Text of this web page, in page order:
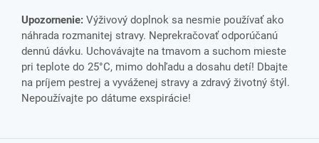
Upozornenie: Výživový doplnok sa nesmie používať ako
náhrada rozmanitej stravy. Neprekračovať odporúčanú
dennú dávku. Uchovávajte na tmavom a suchom mieste
pri teplote do 25°C, mimo dohľadu a dosahu detí! Dbajte
na príjem pestrej a vyváženej stravy a zdravý životný štýl.
Nepoužívajte po dátume exspirácie!